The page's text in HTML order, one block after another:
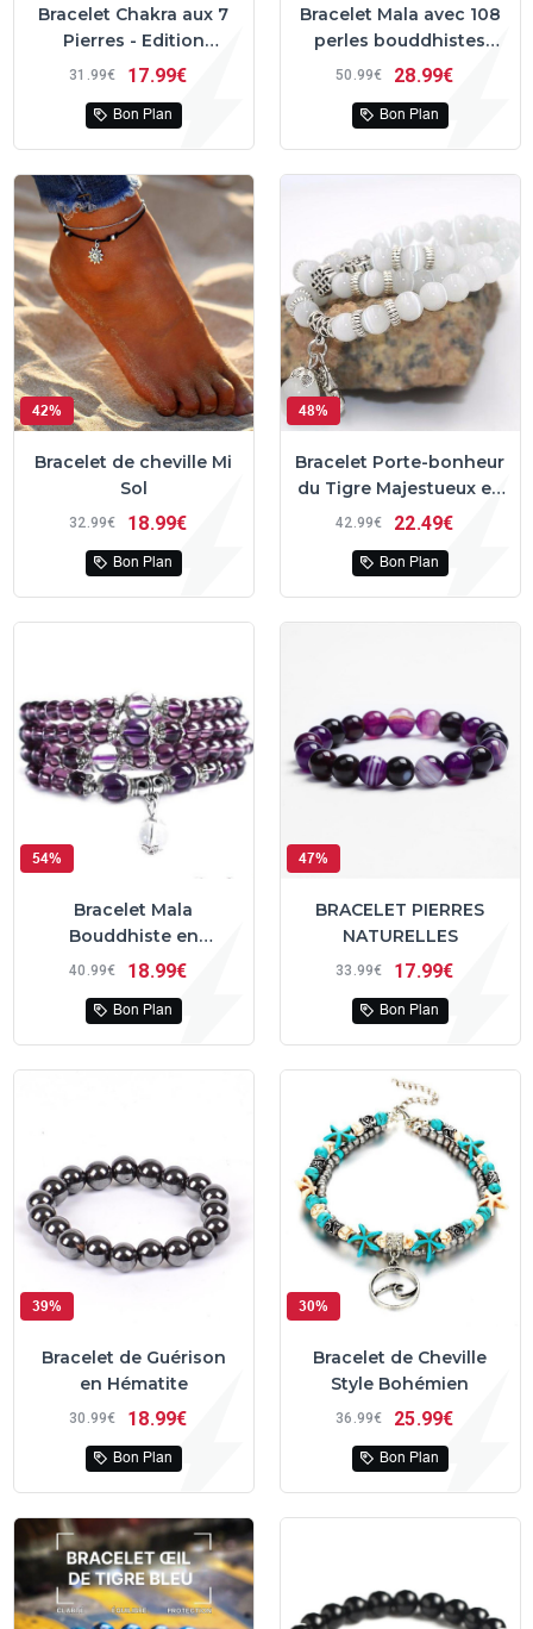
Bracelet Chakra aux 7
Pierres - Edition
argentée ( 8 MM )
31 99€ 17 99€
Bon Plan
Bracelet Mala avec 108
perles bouddhistes
multi-énergie en quartz
50 99€ 28 99€
Bon Plan
42%
Bracelet de cheville Mi
Sol
32 99€ 18 99€
Bon Plan
48%
Bracelet Porte-bonheur
du Tigre Majestueux en
Perles d'Opale
42 99€ 22 49€
Bon Plan
54%
Bracelet Mala
Bouddhiste en
Améthyste
40 99€ 18 99€
Bon Plan
47%
BRACELET PIERRES
NATURELLES
33 99€ 17 99€
Bon Plan
39%
Bracelet de Guérison
en Hématite
30 99€ 18 99€
Bon Plan
30%
Bracelet de Cheville
Style Bohémien
36 99€ 25 99€
Bon Plan